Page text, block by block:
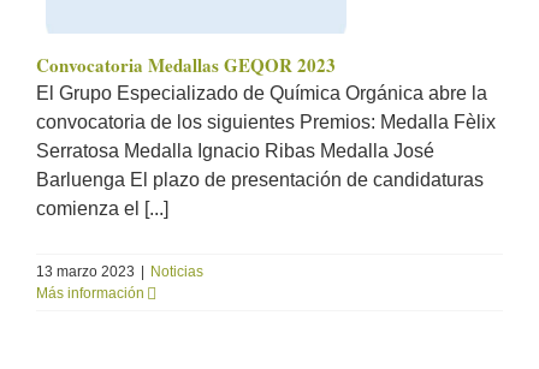
Convocatoria Medallas GEQOR 2023
El Grupo Especializado de Química Orgánica abre la
convocatoria de los siguientes Premios: Medalla Fèlix
Serratosa Medalla Ignacio Ribas Medalla José
Barluenga El plazo de presentación de candidaturas
comienza el [...]
13 marzo 2023
Noticias
Más información